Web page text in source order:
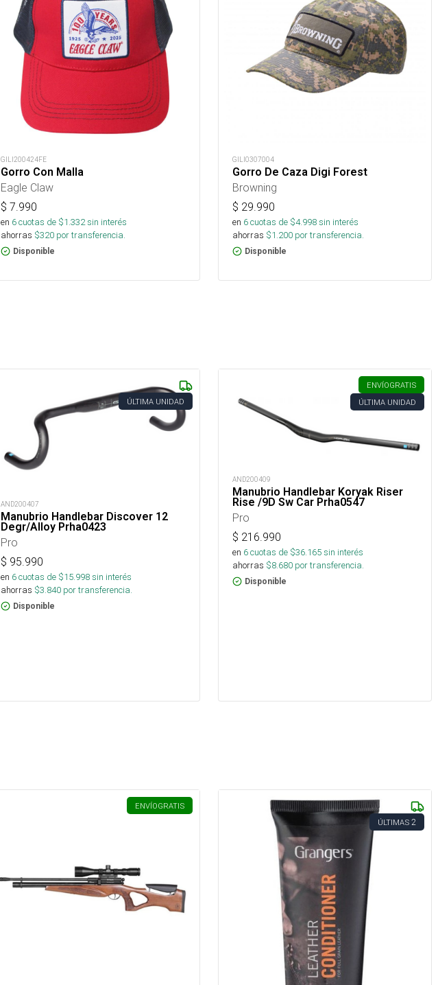
GILI200424FE
Gorro Con Malla
Eagle Claw
$ 7.990
en 6cuotas de $1.332sin interés
ahorras $320 por transferencia.
Disponible
GILI0307004
Gorro De Caza Digi Forest
Browning
$ 29.990
en 6cuotas de $4.998sin interés
ahorras $1.200 por transferencia.
Disponible
ÚLTIMA UNIDAD
AND200407
Manubrio Handlebar Discover 12
Degr/Alloy Prha0423
Pro
$ 95.990
en 6cuotas de $15.998sin interés
ahorras $3.840 por transferencia.
Disponible
ENVÍOGRATIS
ÚLTIMA UNIDAD
AND200409
Manubrio Handlebar Koryak Riser
Rise /9D Sw Car Prha0547
Pro
$ 216.990
en 6cuotas de $36.165sin interés
ahorras $8.680 por transferencia.
Disponible
ENVÍOGRATIS
ÚLTIMAS 2